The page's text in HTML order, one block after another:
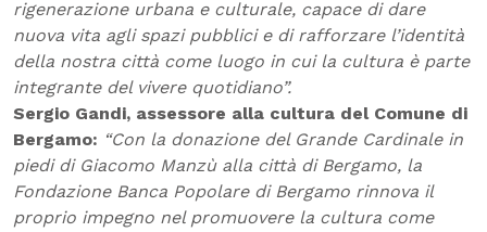
rigenerazione urbana e culturale, capace di dare
nuova vita agli spazi pubblici e di rafforzare l’identità
della nostra città come luogo in cui la cultura è parte
integrante del vivere quotidiano”.
Sergio Gandi, assessore alla cultura del Comune di
Bergamo: “Con la donazione del Grande Cardinale in
piedi di Giacomo Manzù alla città di Bergamo, la
Fondazione Banca Popolare di Bergamo rinnova il
proprio impegno nel promuovere la cultura come